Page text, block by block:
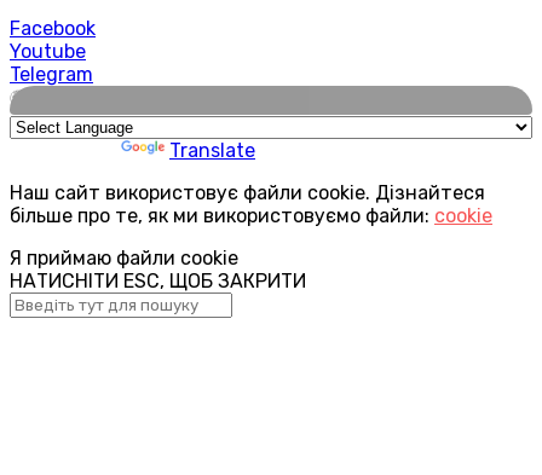
Facebook
Youtube
Telegram
🌍
Translate
Наш сайт використовує файли cookie. Дізнайтеся
більше про те, як ми використовуємо файли: cookie
Я приймаю файли cookie
НАТИСНІТИ ESC, ЩОБ ЗАКРИТИ